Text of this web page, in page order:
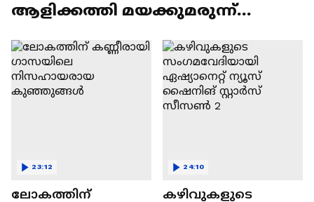
ആളിക്കത്തി മയക്കുമരുന്ന്
ലോകത്തിന്
23:12
കഴിവുകളുടെ
24:10